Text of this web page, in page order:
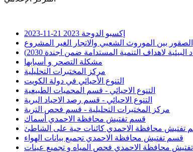
إكسبو الدوحة 2023
21-11-2023
الصقور بين الموروث الشعبي والاتجار الغير المشروع
لاهداف التنمية المستدامة ضمن اجندة 2030)
مشكلة التصحر و أسبابها
مركز المختبرات التحليلية
التنوع الأحيائي في دولة الكويت
التنوع الاحيائي - قسم المحميات الطبيعية
التنوع الاحيائي - قسم رصد الاحياد البرية
مركز المختبرات التحليلية - قسم فحص التربة
قسم تفتيش محافظة الاحمدي أسماك
تفتيش محافظة الاحمدي كائنات حية على الشاطئ
قسم تفتيش محافظة الاحمدي تجميع بيانات الهواء
محافظة الاحمدي فحص المياه و تجميع عينات